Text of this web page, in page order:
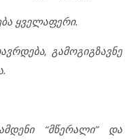
ყველაფერი.
გამოგიგზავნე
“მწერალი” და